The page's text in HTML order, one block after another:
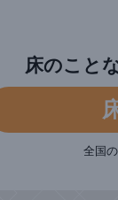
床のこと
全国